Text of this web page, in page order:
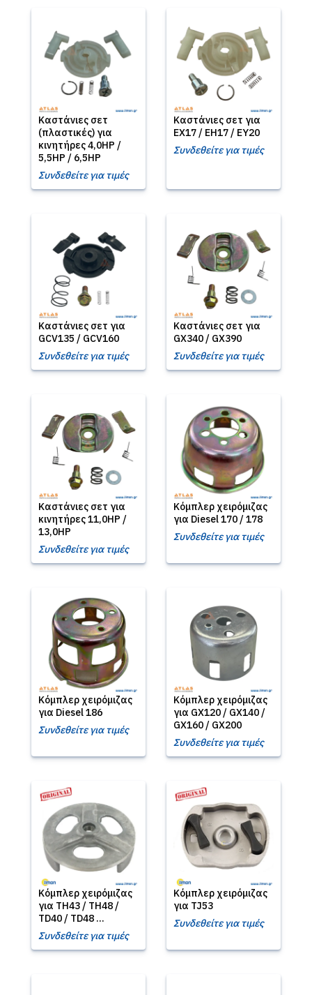
Καστάνιες σετ
(πλαστικές) για
κινητήρες 4,0HP /
5,5HP / 6,5HP
Συνδεθείτε για τιμές
Καστάνιες σετ για
EX17 / EH17 / EY20
Συνδεθείτε για τιμές
Καστάνιες σετ για
GCV135 / GCV160
Συνδεθείτε για τιμές
Καστάνιες σετ για
GX340 / GX390
Συνδεθείτε για τιμές
Καστάνιες σετ για
κινητήρες 11,0HP /
13,0HP
Συνδεθείτε για τιμές
Κόμπλερ χειρόμιζας
για Diesel 170 / 178
Συνδεθείτε για τιμές
Κόμπλερ χειρόμιζας
για Diesel 186
Συνδεθείτε για τιμές
Κόμπλερ χειρόμιζας
για GX120 / GX140 /
GX160 / GX200
Συνδεθείτε για τιμές
Κόμπλερ χειρόμιζας
για TH43 / TH48 /
TD40 / TD48 ...
Συνδεθείτε για τιμές
Κόμπλερ χειρόμιζας
για TJ53
Συνδεθείτε για τιμές